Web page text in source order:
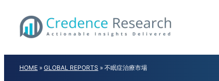
content
HOME » GLOBAL REPORTS » 不眠症治療市場